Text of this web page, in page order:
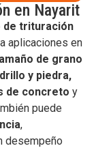
en Nayarit
de trituración
aplicaciones en
de grano
y piedra,
de concreto y
puede
,
desempeño